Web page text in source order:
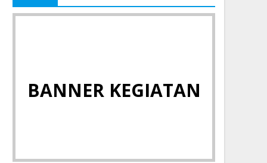
BANNER KEGIATAN